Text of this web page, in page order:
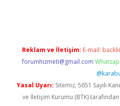
Reklam ve İletişim: E-mail:
forumhizmeti@gmail.com
Yasal Uyarı: Sitemiz, 5651 Sayılı
ve İletişim Kurumu (BTK) tarafından